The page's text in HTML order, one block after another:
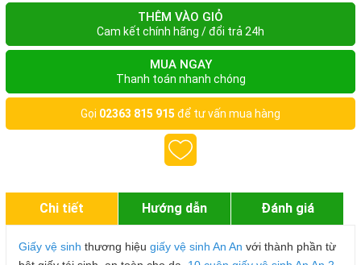
THÊM VÀO GIỎ
Cam kết chính hãng / đổi trả 24h
MUA NGAY
Thanh toán nhanh chóng
Gọi 02363 815 915 để tư vấn mua hàng
Chi tiết Hướng dẫn Đánh giá
Giấy vệ sinh thương hiệu giấy vệ sinh An An với thành phần từ